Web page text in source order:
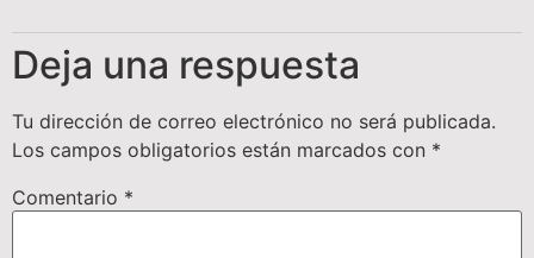
Deja una respuesta
Tu dirección de correo electrónico no será publicada.
Los campos obligatorios están marcados con *
Comentario *